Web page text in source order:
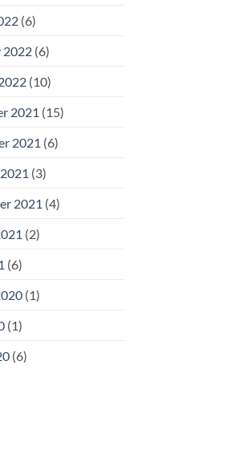
(6)
2022(6)
(10)
2021 (15)
2021 (6)
(3)
2021 (4)
(2)
(6)
(1)
(1)
(6)